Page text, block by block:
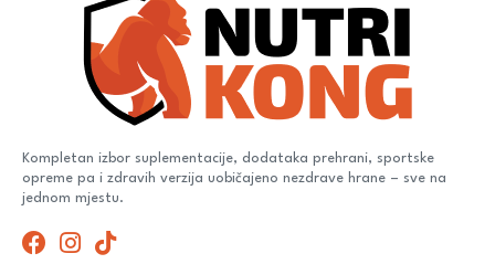
Kompletan izbor suplementacije, dodataka prehrani, sportske
opreme pa i zdravih verzija uobičajeno nezdrave hrane – sve na
jednom mjestu.